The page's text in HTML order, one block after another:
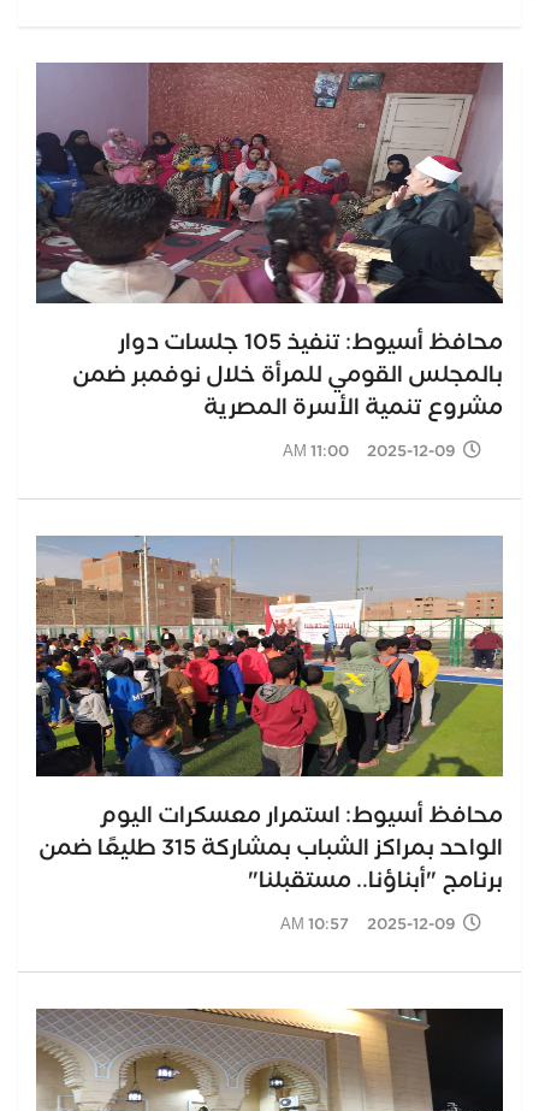
محافظ أسيوط: تنفيذ 105 جلسات دوار
بالمجلس القومي للمرأة خلال نوفمبر ضمن
مشروع تنمية الأسرة المصرية
2025-12-09 11:00 AM
محافظ أسيوط: استمرار معسكرات اليوم
الواحد بمراكز الشباب بمشاركة 315 طليعًا ضمن
برنامج "أبناؤنا.. مستقبلنا"
2025-12-09 10:57 AM